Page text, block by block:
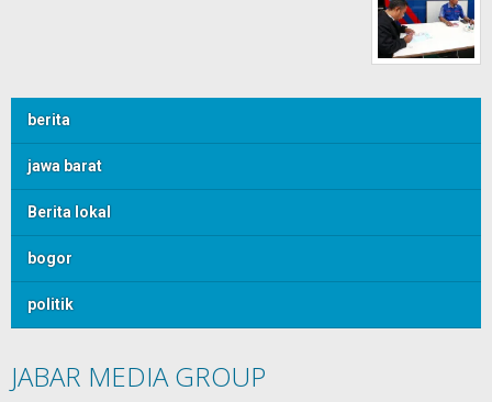
berita
jawa barat
Berita lokal
bogor
politik
JABAR MEDIA GROUP